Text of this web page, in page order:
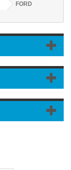
FORD